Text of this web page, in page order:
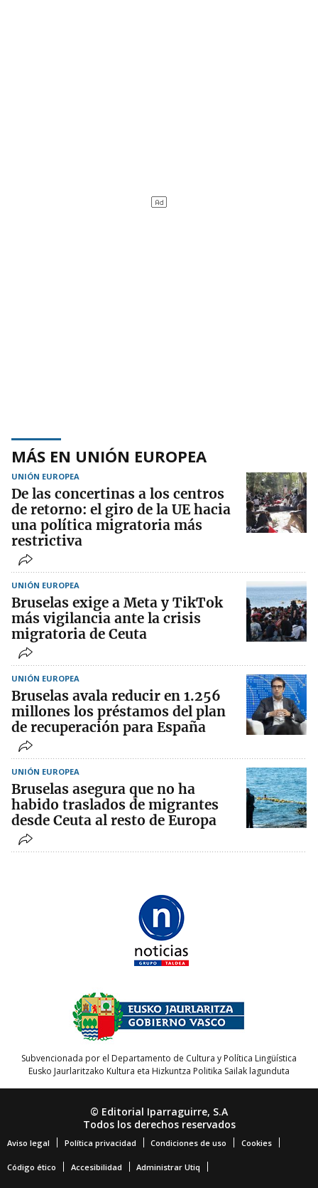
MÁS EN UNIÓN EUROPEA
UNIÓN EUROPEA
De las concertinas a los centros
de retorno: el giro de la UE hacia
una política migratoria más
restrictiva
UNIÓN EUROPEA
Bruselas exige a Meta y TikTok
más vigilancia ante la crisis
migratoria de Ceuta
UNIÓN EUROPEA
Bruselas avala reducir en 1.256
millones los préstamos del plan
de recuperación para España
UNIÓN EUROPEA
Bruselas asegura que no ha
habido traslados de migrantes
desde Ceuta al resto de Europa
Subvencionada por el Departamento de Cultura y Política Lingüística
Eusko Jaurlaritzako Kultura eta Hizkuntza Politika Sailak lagunduta
© Editorial Iparraguirre, S.A
Todos los derechos reservados
Aviso legal Política privacidad Condiciones de uso Cookies
Código ético Accesibilidad Administrar Utiq